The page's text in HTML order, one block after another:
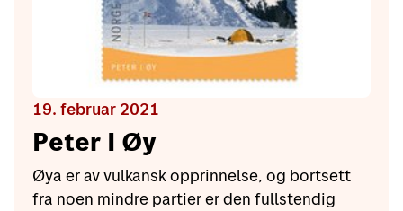
19. februar 2021
Peter I Øy
Øya er av vulkansk opprinnelse, og bortsett
fra noen mindre partier er den fullstendig